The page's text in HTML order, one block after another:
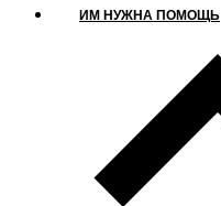
ИМ НУЖНА ПОМОЩЬ